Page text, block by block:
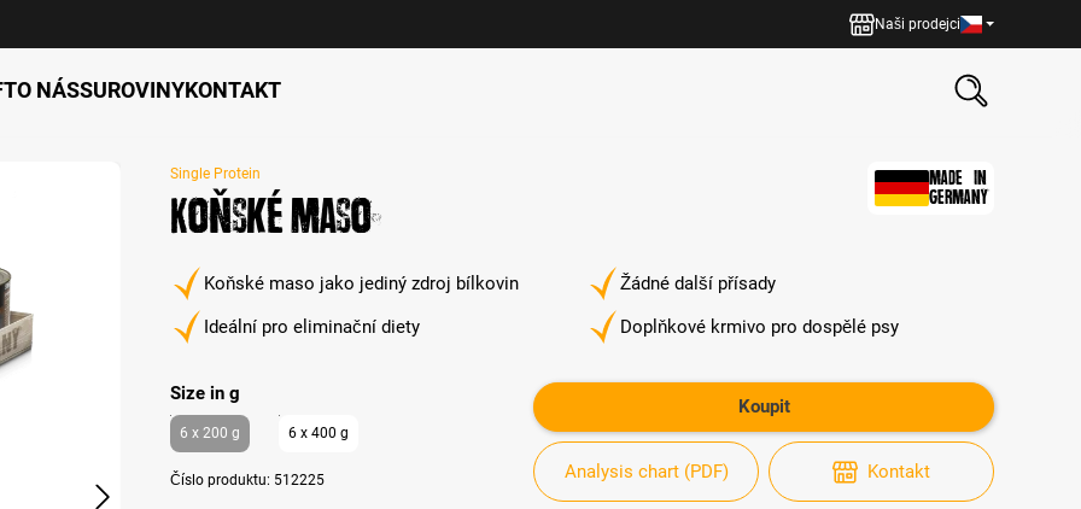
Naši prodejci
O NÁSSUROVINYKONTAKT
Single Protein
Koňské maso
MADE IN
GERMANY
Koňské maso jako jediný zdroj bílkovin
Žádné další přísady
Ideální pro eliminační diety
Doplňkové krmivo pro dospělé psy
Size in gauswählen
6 x 200 g 6 x 400 g
Číslo produktu: 512225
Koupit
Analysis chart (PDF) Kontakt